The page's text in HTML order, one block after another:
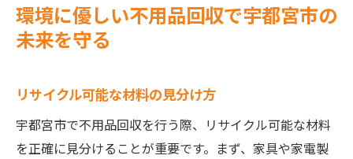
環境に優しい不用品回収で宇都宮市の
未来を守る
リサイクル可能な材料の見分け方
宇都宮市で不用品回収を行う際、リサイクル可能な材料
を正確に見分けることが重要です。まず、家具や家電製